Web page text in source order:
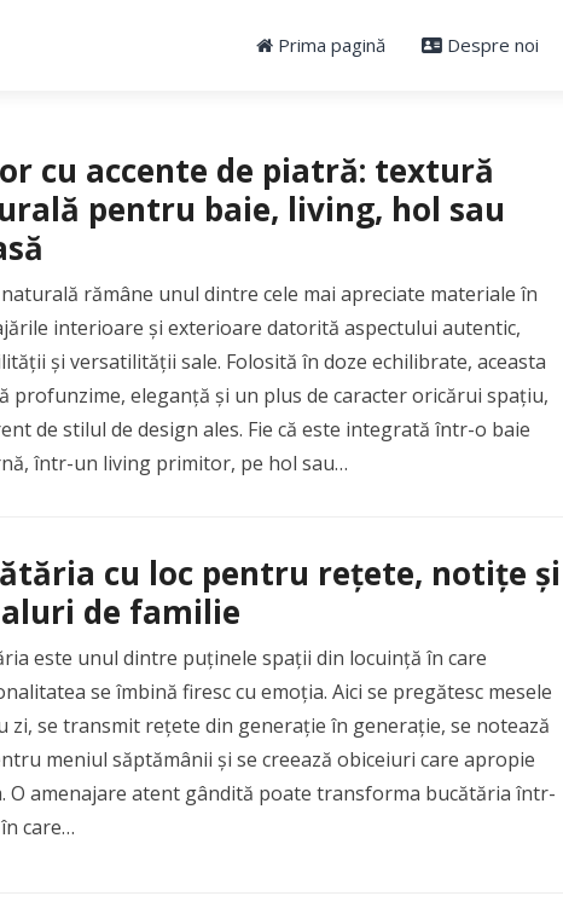
Prima pagină Despre noi
cu accente de piatră: textură
pentru baie, living, hol sau
rămâne unul dintre cele mai apreciate materiale în
interioare și exterioare datorită aspectului autentic,
și versatilității sale. Folosită în doze echilibrate, aceasta
profunzime, eleganță și un plus de caracter oricărui spațiu,
de stilul de design ales. Fie că este integrată într-o baie
într-un living primitor, pe hol sau…
cu loc pentru rețete, notițe și
de familie
este unul dintre puținele spații din locuință în care
se îmbină firesc cu emoția. Aici se pregătesc mesele
zi, se transmit rețete din generație în generație, se notează
meniul săptămânii și se creează obiceiuri care apropie
O amenajare atent gândită poate transforma bucătăria într-
care…